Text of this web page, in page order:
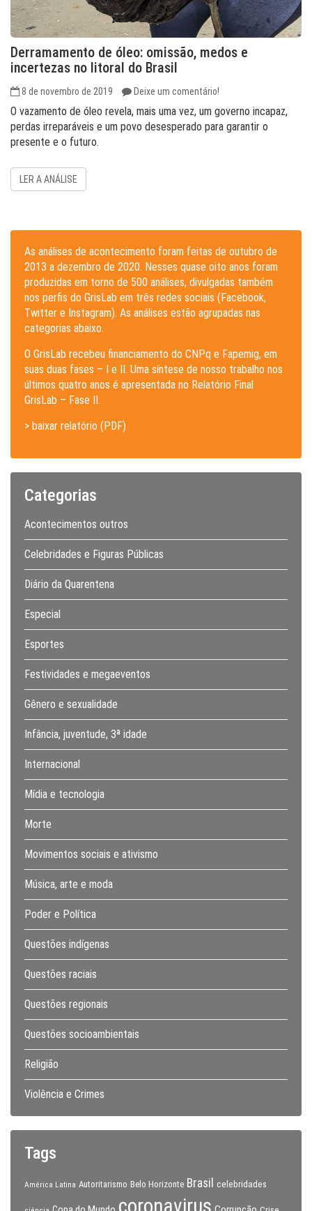
Derramamento de óleo: omissão, medos e
incertezas no litoral do Brasil
8 de novembro de 2019 Deixe um comentário!
O vazamento de óleo revela, mais uma vez, um governo incapaz,
perdas irreparáveis e um povo desesperado para garantir o
presente e o futuro.
LER A ANÁLISE
As análises de acontecimento foram feitas de outubro de
2013 a dezembro de 2020. Nesses quase oito anos foram
produzidas em torno de 500 análises, divulgadas também
nos perfis do GrisLab em três redes sociais (Facebook,
Twitter e Instagram). As análises estão agrupadas nas
categorias abaixo.
O GrisLab recebeu financiamento do CNPq e Fapemig, em
suas duas fases – I e II. Uma síntese de nosso trabalho nos
últimos quatro anos é apresentada no Relatório Final
GrisLab – Fase II.
> baixar relatório (PDF)
Categorias
Acontecimentos outros
Celebridades e Figuras Públicas
Diário da Quarentena
Especial
Esportes
Festividades e megaeventos
Gênero e sexualidade
Infância, juventude, 3ª idade
Internacional
Mídia e tecnologia
Morte
Movimentos sociais e ativismo
Música, arte e moda
Poder e Política
Questões indígenas
Questões raciais
Questões regionais
Questões socioambientais
Religião
Violência e Crimes
Tags
América Latina Autoritarismo Belo Horizonte Brasil celebridades
coronavirus